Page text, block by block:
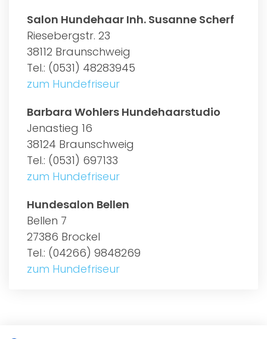
Salon Hundehaar Inh. Susanne Scherf
Riesebergstr. 23
38112 Braunschweig
Tel.: (0531) 48283945
zum Hundefriseur
Barbara Wohlers Hundehaarstudio
Jenastieg 16
38124 Braunschweig
Tel.: (0531) 697133
zum Hundefriseur
Hundesalon Bellen
Bellen 7
27386 Brockel
Tel.: (04266) 9848269
zum Hundefriseur